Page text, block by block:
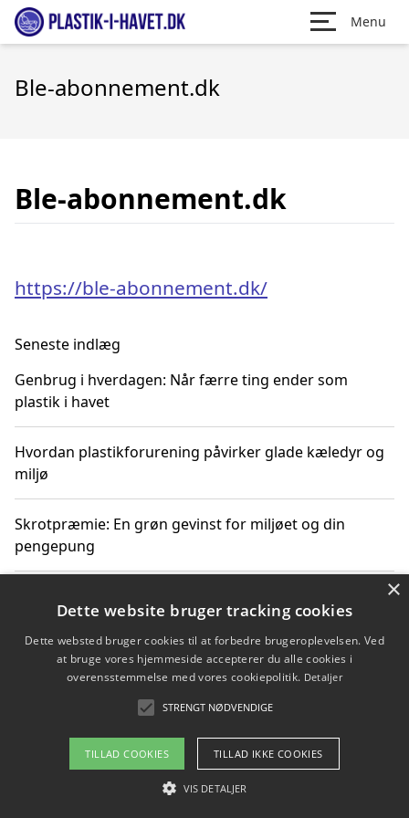
Menu
Ble-abonnement.dk
Ble-abonnement.dk
https://ble-abonnement.dk/
Seneste indlæg
Genbrug i hverdagen: Når færre ting ender som
plastik i havet
Hvordan plastikforurening påvirker glade kæledyr og
miljø
Skrotpræmie: En grøn gevinst for miljøet og din
pengepung
Hvordan blåfade med rist kan hjælpe med at reducere
plastik i havet
Spil kasinospil på et troværdigt online casino: Din
guide til sikker og sjov underholdning
Copyright 2026 - Pilanto Aps
Om / kontakt
×
Dette website bruger tracking cookies
Dette websted bruger cookies til at forbedre brugeroplevelsen. Ved
at bruge vores hjemmeside accepterer du alle cookies i
overensstemmelse med vores cookiepolitik. Detaljer
STRENGT NØDVENDIGE
TILLAD COOKIES TILLAD IKKE COOKIES
VIS DETALJER